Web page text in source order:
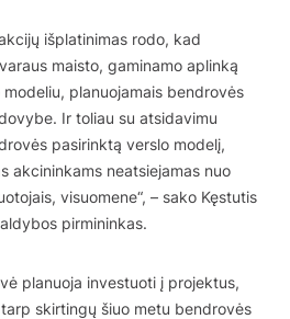
išplatinimas rodo, kad
maisto, gaminamo aplinką
planuojamais bendrovės
Ir toliau su atsidavimu
pasirinktą verslo modelį,
akcininkams neatsiejamas nuo
visuomene“, – sako Kęstutis
pirmininkas.
planuoja investuoti į projektus,
skirtingų šiuo metu bendrovės